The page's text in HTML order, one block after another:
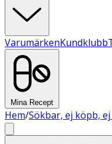
VarumärkenKundklubb
Mina Recept
Hem/Sökbar, ej köpb,